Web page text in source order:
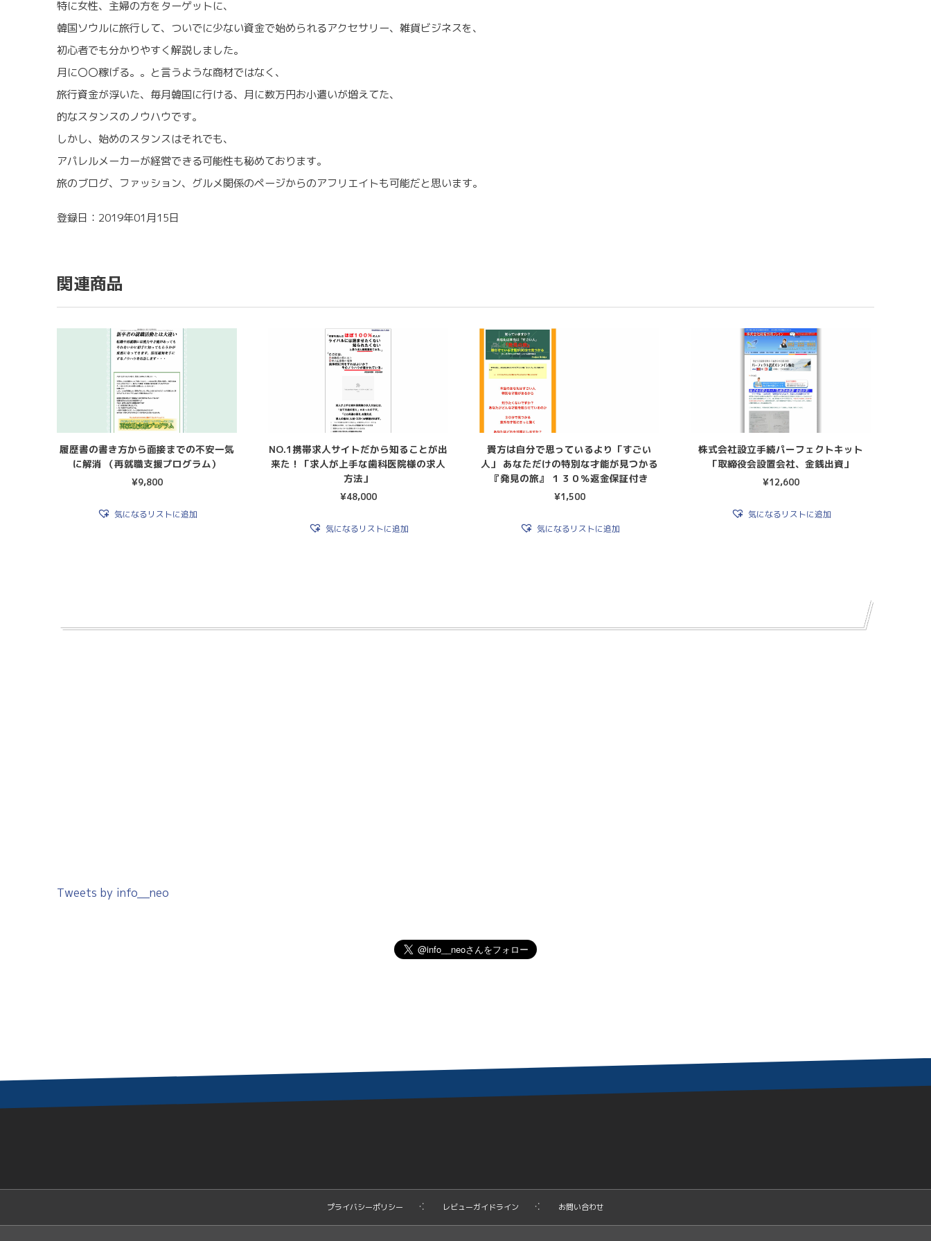
特に女性、主婦の方をターゲットに、
韓国ソウルに旅行して、ついでに少ない資金で始められるアクセサリー、雑貨ビジネスを、
初心者でも分かりやすく解説しました。
月に〇〇稼げる。。と言うような商材ではなく、
旅行資金が浮いた、毎月韓国に行ける、月に数万円お小遣いが増えてた、
的なスタンスのノウハウです。
しかし、始めのスタンスはそれでも、
アパレルメーカーが経営できる可能性も秘めております。
旅のブログ、ファッション、グルメ関係のページからのアフリエイトも可能だと思います。
登録日：2019年01月15日
関連商品
履歴書の書き方から面接までの不安一気
に解消 （再就職支援プログラム）
¥9,800
気になるリストに追加
NO.1携帯求人サイトだから知ることが出
来た！「求人が上手な歯科医院様の求人
方法」
¥48,000
気になるリストに追加
貴方は自分で思っているより「すごい
人」 あなただけの特別な才能が見つかる
『発見の旅』 １３０％返金保証付き
¥1,500
気になるリストに追加
株式会社設立手続パーフェクトキット
「取締役会設置会社、金銭出資」
¥12,600
気になるリストに追加
Tweets by info__neo
プライバシーポリシー レビューガイドライン お問い合わせ